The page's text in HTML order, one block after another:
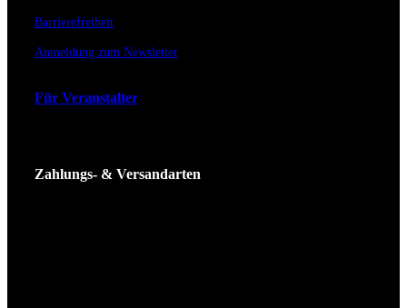
Barrierefreiheit
Anmeldung zum Newsletter
Für Veranstalter
Zahlungs- & Versandarten